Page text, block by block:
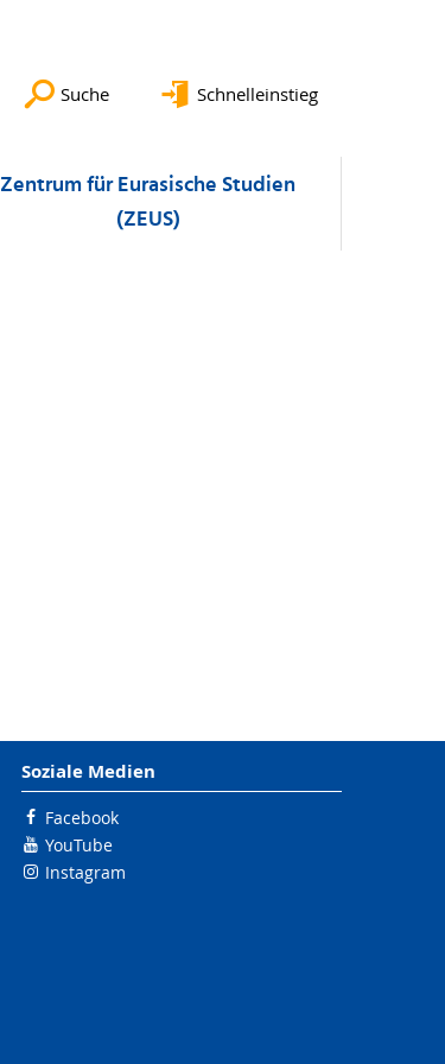
Suche Schnelleinstieg
Zentrum für Eurasische Studien
(ZEUS)
Soziale Medien
Facebook
YouTube
Instagram